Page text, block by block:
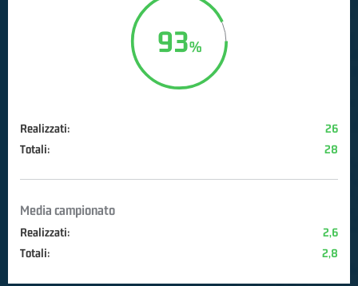
93
Realizzati:
26
Totali:
28
Media campionato
Realizzati:
2,6
Totali:
2,8